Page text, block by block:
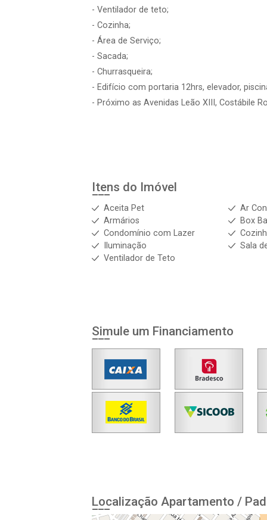
- Ventilador de teto;
- Cozinha;
- Área de Serviço;
- Sacada;
- Churrasqueira;
- Edifício com portaria 12hrs, elevador,
- Próximo as Avenidas Leão XIII, Costábile
Itens do Imóvel
Aceita Pet
Ar
Armários
Box
Condomínio com Lazer
Iluminação
Sala
Ventilador de Teto
Simule um Financiamento
Localização Apartamento /